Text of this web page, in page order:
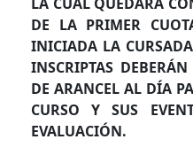
DE LA PRIMER
INICIADA LA
INSCRIPTAS
DE ARANCEL AL DÍA
CURSO Y SUS
EVALUACIÓN.